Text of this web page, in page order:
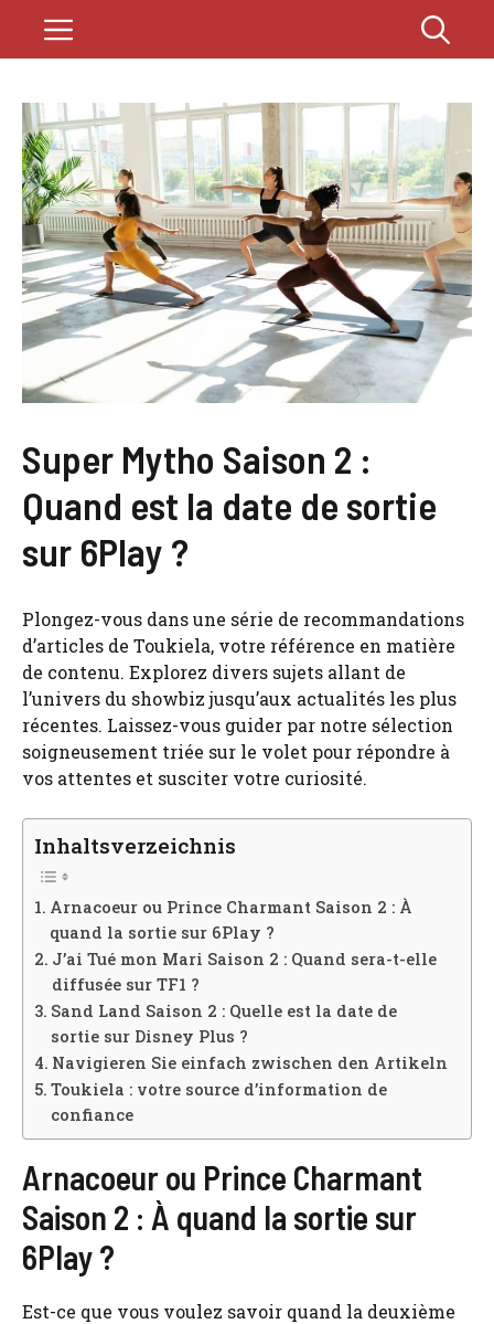
Inhalt
springen
Menü
Super Mytho Saison 2 :
Quand est la date de sortie
sur 6Play ?
Plongez-vous dans une série de recommandations
d’articles de Toukiela, votre référence en matière
de contenu. Explorez divers sujets allant de
l’univers du showbiz jusqu’aux actualités les plus
récentes. Laissez-vous guider par notre sélection
soigneusement triée sur le volet pour répondre à
vos attentes et susciter votre curiosité.
Inhaltsverzeichnis
Arnacoeur ou Prince Charmant Saison 2 : À
quand la sortie sur 6Play ?
J’ai Tué mon Mari Saison 2 : Quand sera-t-elle
diffusée sur TF1 ?
Sand Land Saison 2 : Quelle est la date de
sortie sur Disney Plus ?
Navigieren Sie einfach zwischen den Artikeln
Toukiela : votre source d’information de
confiance
Arnacoeur ou Prince Charmant
Saison 2 : À quand la sortie sur
6Play ?
Est-ce que vous voulez savoir quand la deuxième